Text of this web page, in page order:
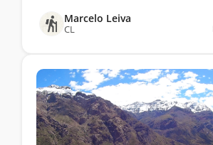
Marcelo Leiva
CL